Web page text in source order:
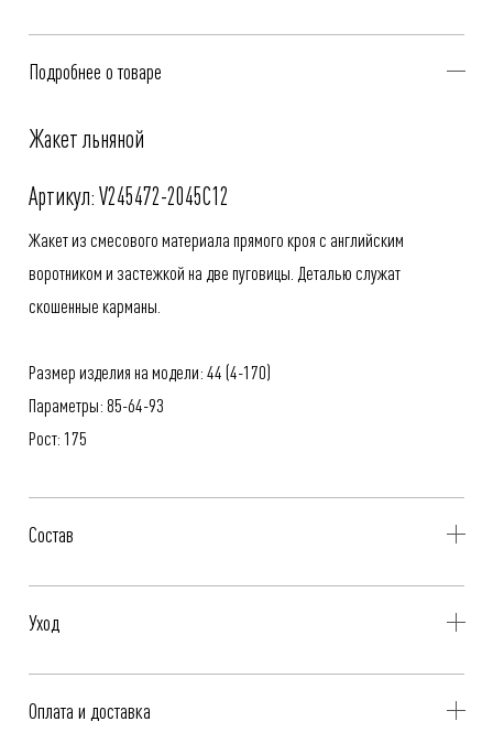
Подробнее о товаре
Жакет льняной
Артикул: V245472-2045C12
Жакет из смесового материала прямого кроя с английским
воротником и застежкой на две пуговицы. Деталью служат
скошенные карманы.
Размер изделия на модели: 44 (4-170)
Параметры: 85-64-93
Рост: 175
Состав
Уход
- Не стирать, не отбеливать, не отжимать
Оплата и доставка